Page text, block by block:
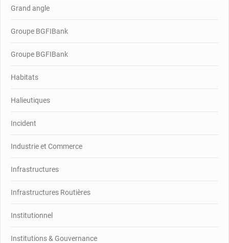
Grand angle
Groupe BGFIBank
Groupe BGFIBank
Habitats
Halieutiques
Incident
Industrie et Commerce
Infrastructures
Infrastructures Routières
Institutionnel
Institutions & Gouvernance